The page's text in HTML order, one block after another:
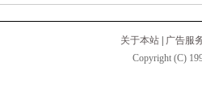
关于本站
广告服
Copyright (C)